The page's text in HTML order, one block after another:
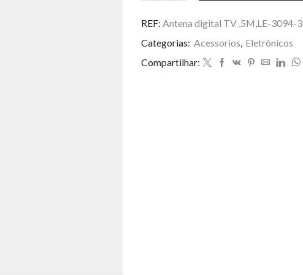
TV
3094-
quantidade
REF: Antena digital TV ,5M,LE-3094-3
Categorias: Acessorios, Eletrônicos
Compartilhar: